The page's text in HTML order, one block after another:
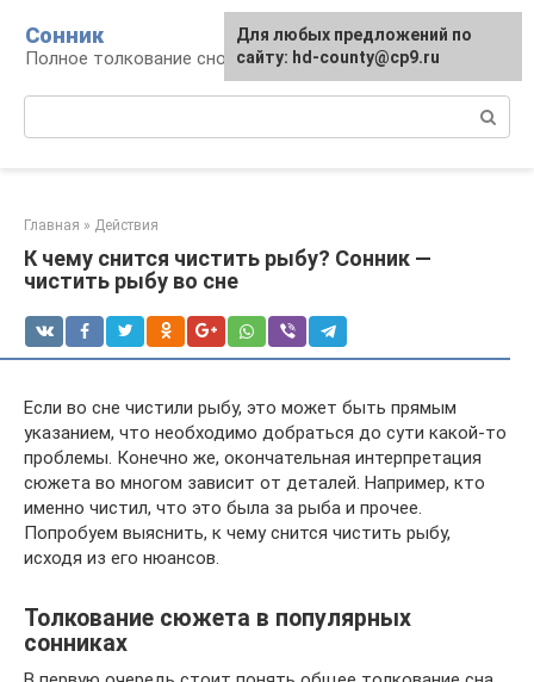
контенту
Сонник
Полное толкование снов
Главная » Действия
К чему снится чистить рыбу? Сонник —
чистить рыбу во сне
Если во сне чистили рыбу, это может быть прямым
указанием, что необходимо добраться до сути какой-то
проблемы. Конечно же, окончательная интерпретация
сюжета во многом зависит от деталей. Например, кто
именно чистил, что это была за рыба и прочее.
Попробуем выяснить, к чему снится чистить рыбу,
исходя из его нюансов.
Толкование сюжета в популярных
сонниках
Для любых предложений по
сайту: hd-county@cp9.ru